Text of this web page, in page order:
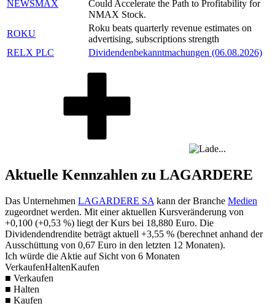
NEWSMAX
Could Accelerate the Path to Profitability for
NMAX Stock.
ROKU
Roku beats quarterly revenue estimates on
advertising, subscriptions strength
RELX PLC
Dividendenbekanntmachungen (06.08.2026)
Aktuelle Kennzahlen zu LAGARDERE
Das Unternehmen LAGARDERE SA kann der Branche Medien
zugeordnet werden. Mit einer aktuellen Kursveränderung von
+0,100 (+0,53 %) liegt der Kurs bei 18,880 Euro. Die
Dividendendrendite beträgt aktuell +3,55 % (berechnet anhand der
Ausschüttung von 0,67 Euro in den letzten 12 Monaten).
Ich würde die Aktie auf Sicht von 6 Monaten
VerkaufenHaltenKaufen
■ Verkaufen
■ Halten
■ Kaufen